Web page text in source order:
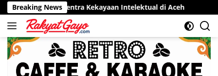
Langsung
ke
konten
Breaking News
Kekayaan Intelektual di Aceh RSUD Munyang